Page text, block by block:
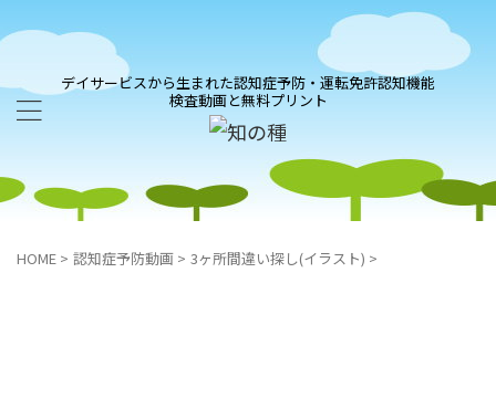
デイサービスから生まれた認知症予防・運転免許認知機能
検査動画と無料プリント
HOME > 認知症予防動画 > 3ヶ所間違い探し(イラスト) >